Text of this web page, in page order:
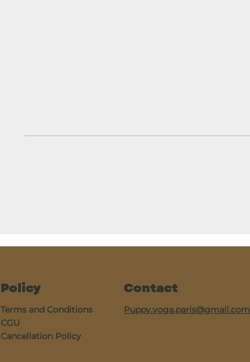
Policy
Terms and Conditions
CGU
Cancellation Policy
Contact
Puppy.yoga.paris@gmail.com